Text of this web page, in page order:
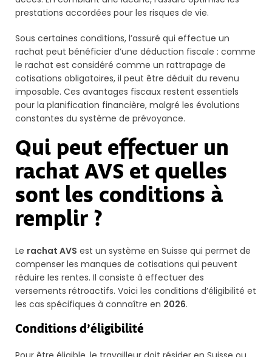
prestations accordées pour les risques de vie.
Sous certaines conditions, l’assuré qui effectue un
rachat peut bénéficier d’une déduction fiscale : comme
le rachat est considéré comme un rattrapage de
cotisations obligatoires, il peut être déduit du revenu
imposable. Ces avantages fiscaux restent essentiels
pour la planification financière, malgré les évolutions
constantes du système de prévoyance.
Qui peut effectuer un
rachat AVS et quelles
sont les conditions à
remplir ?
Le rachat AVS est un système en Suisse qui permet de
compenser les manques de cotisations qui peuvent
réduire les rentes. Il consiste à effectuer des
versements rétroactifs. Voici les conditions d’éligibilité et
les cas spécifiques à connaître en 2026.
Conditions d’éligibilité